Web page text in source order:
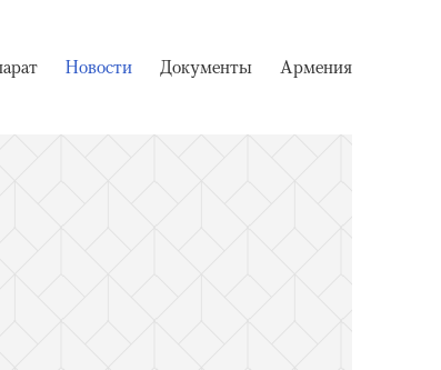
Новости Документы Армения